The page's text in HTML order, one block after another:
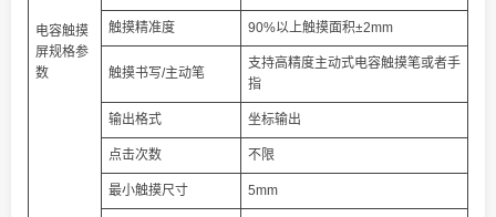
电容触摸
屏规格参
数
触摸精准度 90%以上触摸面积±2mm
触摸书写/主动笔
支持高精度主动式电容触摸笔或者手
指
输出格式 坐标输出
点击次数 不限
最小触摸尺寸 5mm